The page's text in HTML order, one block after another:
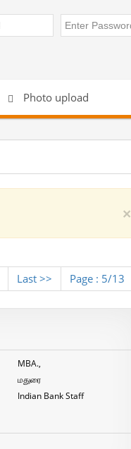
Photo upload
×
Last >> Page : 5/13
MBA.,
மதுரை
Indian Bank Staff